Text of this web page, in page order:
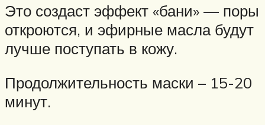
Это создаст эффект «бани» — поры
откроются, и эфирные масла будут
лучше поступать в кожу.
Продолжительность маски – 15-20
минут.